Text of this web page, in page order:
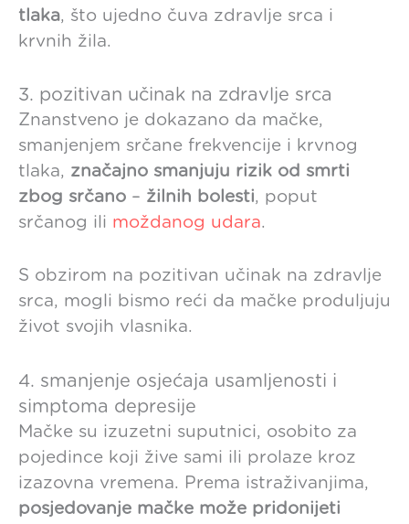
tlaka, što ujedno čuva zdravlje srca i
krvnih žila.
3. pozitivan učinak na zdravlje srca
Znanstveno je dokazano da mačke,
smanjenjem srčane frekvencije i krvnog
tlaka, značajno smanjuju rizik od smrti
zbog srčano – žilnih bolesti, poput
srčanog ili moždanog udara.
S obzirom na pozitivan učinak na zdravlje
srca, mogli bismo reći da mačke produljuju
život svojih vlasnika.
4. smanjenje osjećaja usamljenosti i
simptoma depresije
Mačke su izuzetni suputnici, osobito za
pojedince koji žive sami ili prolaze kroz
izazovna vremena. Prema istraživanjima,
posjedovanje mačke može pridonijeti